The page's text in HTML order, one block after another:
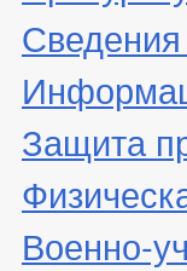
Защита
Военно-